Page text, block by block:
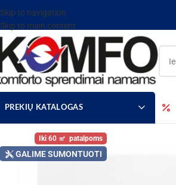
Skip to navigation
Skip to main content
PREKIŲ KATALOGAS
60
GALIME SUMONTUOTI